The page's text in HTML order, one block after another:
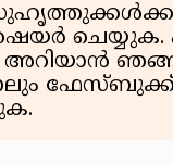
അറിയാൻ